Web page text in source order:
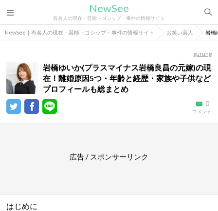
NewSee
有名人の現在・芸能・ゴシップ・事件の情報サイト
NewSee｜有名人の現在・芸能・ゴシップ・事件の情報サイト お笑い芸人 岩橋
gurung
岩橋ゆいか(プラスマイナス岩橋良昌の元嫁)の現
在！離婚原因5つ・年齢と経歴・家族や子供など
プロフィールも総まとめ
0
コメント
広告 / スポンサーリンク
はじめに